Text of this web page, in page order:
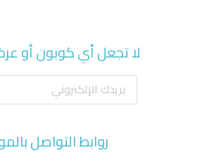
لا تجعل أي كوبون أو
روابط التواصل